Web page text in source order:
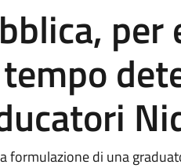
per
formulazione di una